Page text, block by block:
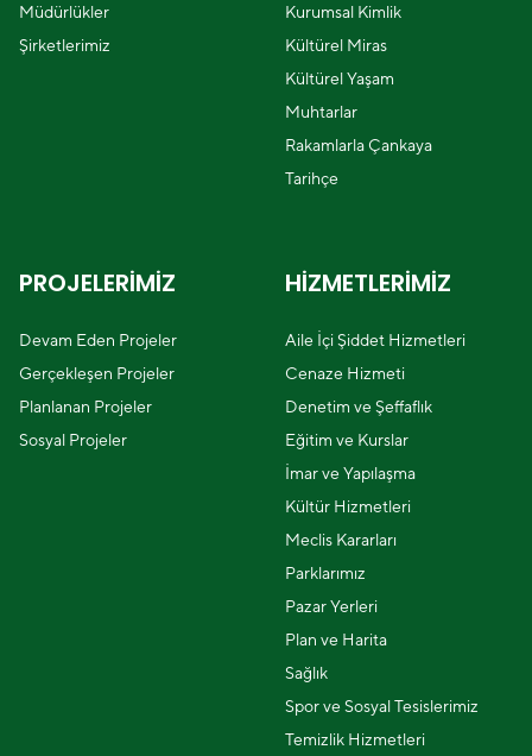
Müdürlükler
Şirketlerimiz
Kurumsal Kimlik
Kültürel Miras
Kültürel Yaşam
Muhtarlar
Rakamlarla Çankaya
Tarihçe
PROJELERİMİZ
Devam Eden Projeler
Gerçekleşen Projeler
Planlanan Projeler
Sosyal Projeler
HİZMETLERİMİZ
Aile İçi Şiddet Hizmetleri
Cenaze Hizmeti
Denetim ve Şeffaflık
Eğitim ve Kurslar
İmar ve Yapılaşma
Kültür Hizmetleri
Meclis Kararları
Parklarımız
Pazar Yerleri
Plan ve Harita
Sağlık
Spor ve Sosyal Tesislerimiz
Temizlik Hizmetleri